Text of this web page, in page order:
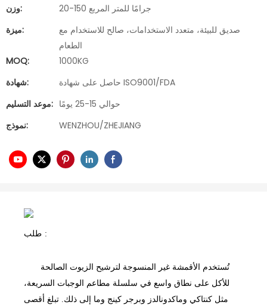
وزن:
20-150 جرامًا للمتر المربع
ميزة:
صديق للبيئة، متعدد الاستخدامات، صالح للاستخدام مع
الطعام
MOQ:
1000KG
شهادة:
حاصل على شهادة ISO9001/FDA
موعد التسليم:
حوالي 15-25 يومًا
نموذج:
WENZHOU/ZHEJIANG
طلب :
تُستخدم الأقمشة غير المنسوجة لترشيح الزيوت الصالحة
للأكل على نطاق واسع في سلسلة مطاعم الوجبات السريعة،
مثل كنتاكي وماكدونالدز وبرجر كينج وما إلى ذلك. تبلغ أقصى